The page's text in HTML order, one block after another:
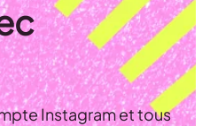
Instagram et tous